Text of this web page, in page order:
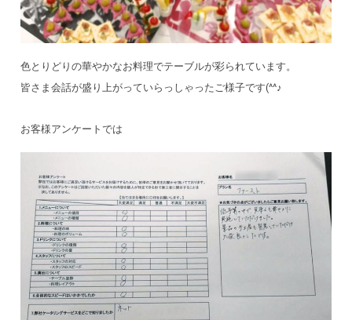
色とりどりの華やかなお料理でテーブルが彩られています。
皆さま会話が盛り上がっていらっしゃったご様子です(^^♪
お客様アンケートでは